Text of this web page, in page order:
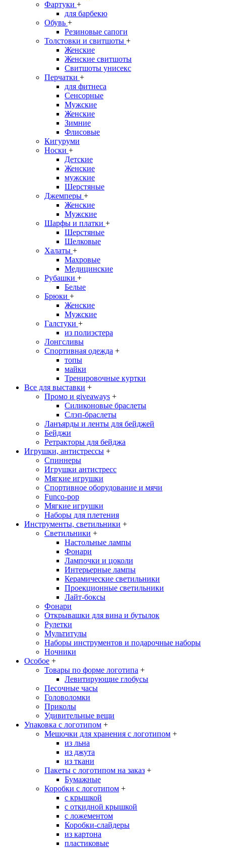
Фартуки +
для барбекю
Обувь +
Резиновые сапоги
Толстовки и свитшоты +
Женские
Женские свитшоты
Свитшоты унисекс
Перчатки +
для фитнеса
Сенсорные
Мужские
Женские
Зимние
Флисовые
Кигуруми
Носки +
Детские
Женские
мужские
Шерстяные
Джемперы +
Женские
Мужские
Шарфы и платки +
Шерстяные
Шелковые
Халаты +
Махровые
Медицинские
Рубашки +
Белые
Брюки +
Женские
Мужские
Галстуки +
из полиэстера
Лонгсливы
Спортивная одежда +
топы
майки
Тренировочные куртки
Все для выставки +
Промо и giveaways +
Силиконовые браслеты
Cлэп-браслеты
Ланъярды и ленты для бейджей
Бейджи
Ретракторы для бейджа
Игрушки, антистрессы +
Спиннеры
Игрушки антистресс
Мягкие игрушки
Спортивное оборудование и мячи
Funco-pop
Мягкие игрушки
Наборы для плетения
Инструменты, светильники +
Светильники +
Настольные лампы
Фонари
Лампочки и цоколи
Интерьерные лампы
Керамические светильники
Проекционные светильники
Лайт-боксы
Фонари
Открывашки для вина и бутылок
Рулетки
Мультитулы
Наборы инструментов и подарочные наборы
Ночники
Особое +
Товары по форме логотипа +
Левитирующие глобусы
Песочные часы
Головоломки
Приколы
Удивительные вещи
Упаковка с логотипом +
Мешочки для хранения с логотипом +
из льна
из джута
из ткани
Пакеты с логотипом на заказ +
Бумажные
Коробки с логотипом +
с крышкой
с откидной крышкой
с ложементом
Коробки-слайдеры
из картона
пластиковые